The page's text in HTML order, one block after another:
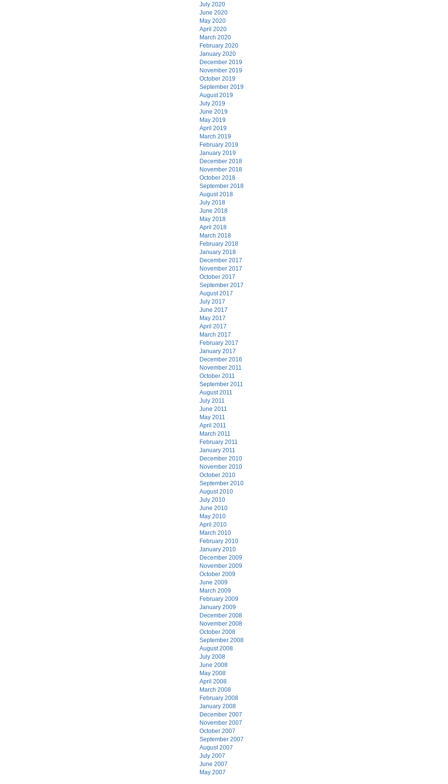
July 2020
June 2020
May 2020
April 2020
March 2020
February 2020
January 2020
December 2019
November 2019
October 2019
September 2019
August 2019
July 2019
June 2019
May 2019
April 2019
March 2019
February 2019
January 2019
December 2018
November 2018
October 2018
September 2018
August 2018
July 2018
June 2018
May 2018
April 2018
March 2018
February 2018
January 2018
December 2017
November 2017
October 2017
September 2017
August 2017
July 2017
June 2017
May 2017
April 2017
March 2017
February 2017
January 2017
December 2016
November 2011
October 2011
September 2011
August 2011
July 2011
June 2011
May 2011
April 2011
March 2011
February 2011
January 2011
December 2010
November 2010
October 2010
September 2010
August 2010
July 2010
June 2010
May 2010
April 2010
March 2010
February 2010
January 2010
December 2009
November 2009
October 2009
June 2009
March 2009
February 2009
January 2009
December 2008
November 2008
October 2008
September 2008
August 2008
July 2008
June 2008
May 2008
April 2008
March 2008
February 2008
January 2008
December 2007
November 2007
October 2007
September 2007
August 2007
July 2007
June 2007
May 2007